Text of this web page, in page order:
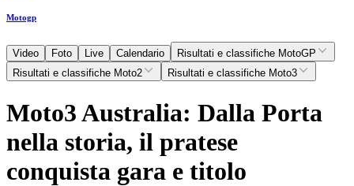
Motogp
Video Foto Live Calendario
Risultati e classifiche MotoGP
Risultati e classifiche Moto2
Risultati e classifiche Moto3
Moto3 Australia: Dalla Porta
nella storia, il pratese
conquista gara e titolo